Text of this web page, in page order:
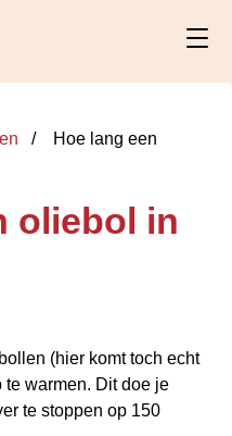
Hoe lang een
oliebol in
(hier komt toch echt
te warmen. Dit doe je
te stoppen op 150